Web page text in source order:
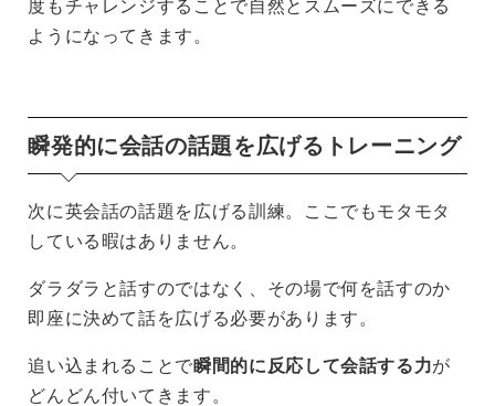
度もチャレンジすることで自然とスムーズにできる
ようになってきます。
瞬発的に会話の話題を広げるトレーニング
次に英会話の話題を広げる訓練。ここでもモタモタ
している暇はありません。
ダラダラと話すのではなく、その場で何を話すのか
即座に決めて話を広げる必要があります。
追い込まれることで瞬間的に反応して会話する力が
どんどん付いてきます。